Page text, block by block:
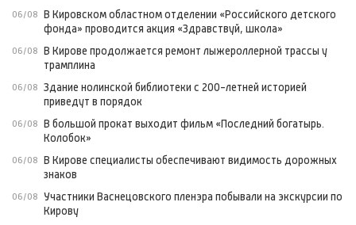
06/08 В Кировском областном отделении «Российского детского
фонда» проводится акция «Здравствуй, школа»
06/08 В Кирове продолжается ремонт лыжероллерной трассы у
трамплина
06/08 Здание нолинской библиотеки с 200-летней историей
приведут в порядок
06/08 В большой прокат выходит фильм «Последний богатырь.
Колобок»
06/08 В Кирове специалисты обеспечивают видимость дорожных
знаков
06/08 Участники Васнецовского пленэра побывали на экскурсии по
Кирову